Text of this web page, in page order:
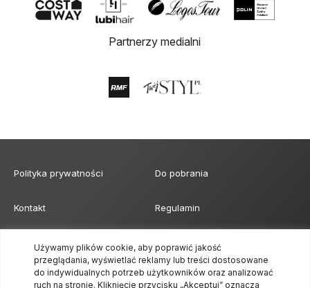
Używamy plików cookie, aby poprawić jakość
przeglądania, wyświetlać reklamy lub treści dostosowane
do indywidualnych potrzeb użytkowników oraz analizować
ruch na stronie. Kliknięcie przycisku „Akceptuj” oznacza
Partnerzy medialni
Polityka prywatności Do pobrania
Kontakt Regulamin
Klauzula obowiązku
informacyjnego
Formularz akredytacji mediów